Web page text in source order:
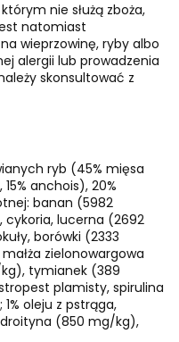
nie służą zboża,
natomiast
wieprzowinę, ryby albo
alergii lub prowadzenia
skonsultować z
ryb (45% mięsa
anchois), 20%
banan (5982
lucerna (2692
borówki (2333
zielonowargowa
tymianek (389
plamisty, spirulina
oleju z pstrąga,
(850 mg/kg),